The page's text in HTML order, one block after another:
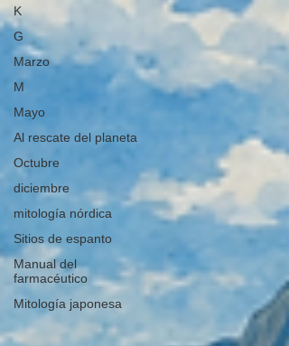
K
G
Marzo
M
Mayo
Al rescate del planeta
Octubre
diciembre
mitología nórdica
Sitios de espanto
Manual del
farmacéutico
Mitología japonesa